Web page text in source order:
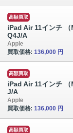
高額買取
iPad Air 11インチ
Q4J/A
Apple
買取価格: 136,000 円
高額買取
iPad Air 11インチ
J/A
Apple
買取価格: 136,000 円
高額買取